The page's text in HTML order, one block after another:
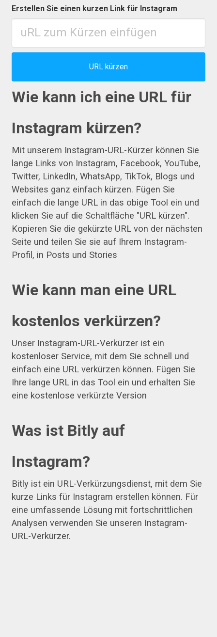
Erstellen Sie einen kurzen Link für Instagram
URL kürzen
Wie kann ich eine URL für
Instagram kürzen?
Mit unserem Instagram-URL-Kürzer können Sie
lange Links von Instagram, Facebook, YouTube,
Twitter, LinkedIn, WhatsApp, TikTok, Blogs und
Websites ganz einfach kürzen. Fügen Sie
einfach die lange URL in das obige Tool ein und
klicken Sie auf die Schaltfläche "URL kürzen".
Kopieren Sie die gekürzte URL von der nächsten
Seite und teilen Sie sie auf Ihrem Instagram-
Profil, in Posts und Stories
Wie kann man eine URL
kostenlos verkürzen?
Unser Instagram-URL-Verkürzer ist ein
kostenloser Service, mit dem Sie schnell und
einfach eine URL verkürzen können. Fügen Sie
Ihre lange URL in das Tool ein und erhalten Sie
eine kostenlose verkürzte Version
Was ist Bitly auf
Instagram?
Bitly ist ein URL-Verkürzungsdienst, mit dem Sie
kurze Links für Instagram erstellen können. Für
eine umfassende Lösung mit fortschrittlichen
Analysen verwenden Sie unseren Instagram-
URL-Verkürzer.